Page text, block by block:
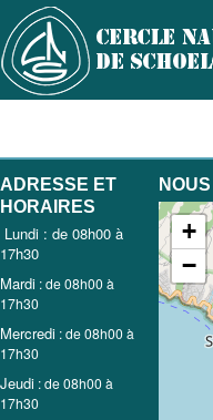
ADRESSE ET
HORAIRES
Lundi : de 08h00 à
17h30
Mardi : de 08h00 à
17h30
Mercredi : de 08h00 à
17h30
Jeudi : de 08h00 à
17h30
+
−